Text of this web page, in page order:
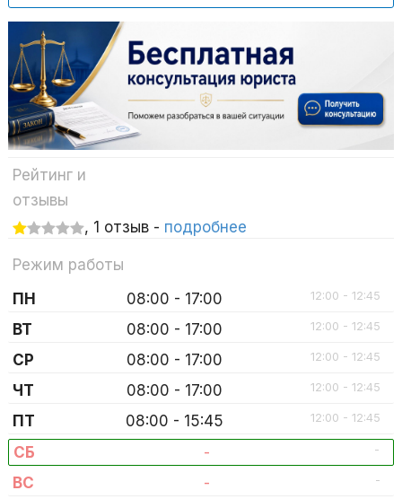
Рейтинг и
отзывы
, 1 отзыв - подробнее
Режим работы
ПН
08:00 - 17:00 12:00 - 12:45
ВТ 08:00 - 17:00 12:00 - 12:45
СР 08:00 - 17:00 12:00 - 12:45
ЧТ 08:00 - 17:00 12:00 - 12:45
ПТ 08:00 - 15:45 12:00 - 12:45
СБ - -
ВС - -